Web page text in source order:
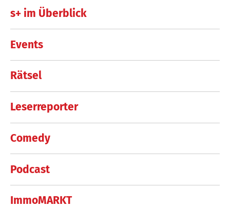
s+ im Überblick
Events
Rätsel
Leserreporter
Comedy
Podcast
ImmoMARKT